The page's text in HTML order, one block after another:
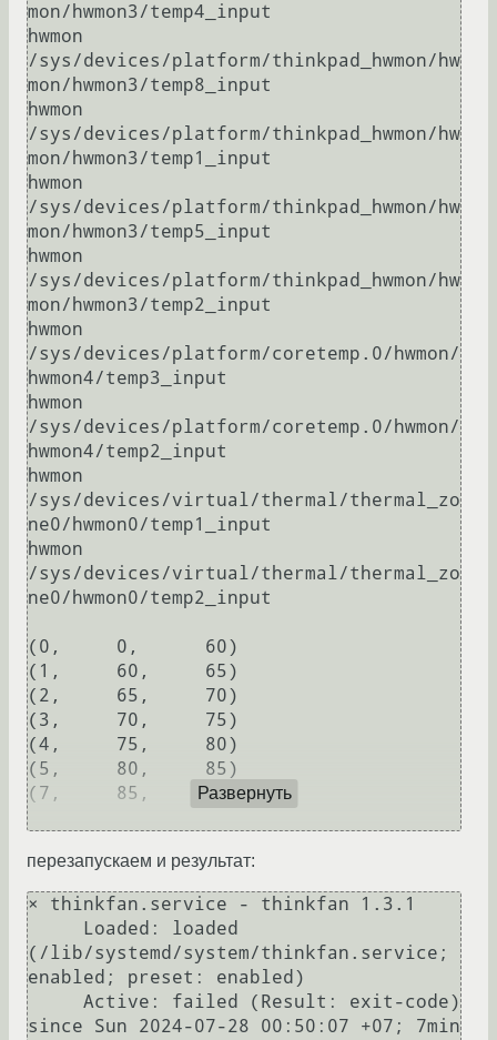
mon/hwmon3/temp4_input
hwmon
/sys/devices/platform/thinkpad_hwmon/hw
mon/hwmon3/temp8_input
hwmon
/sys/devices/platform/thinkpad_hwmon/hw
mon/hwmon3/temp1_input
hwmon
/sys/devices/platform/thinkpad_hwmon/hw
mon/hwmon3/temp5_input
hwmon
/sys/devices/platform/thinkpad_hwmon/hw
mon/hwmon3/temp2_input
hwmon
/sys/devices/platform/coretemp.0/hwmon/
hwmon4/temp3_input
hwmon
/sys/devices/platform/coretemp.0/hwmon/
hwmon4/temp2_input
hwmon
/sys/devices/virtual/thermal/thermal_zo
ne0/hwmon0/temp1_input
hwmon
/sys/devices/virtual/thermal/thermal_zo
ne0/hwmon0/temp2_input
(0,	0,	60)
(1,	60,	65)
(2,	65,	70)
(3,	70,	75)
(4,	75,	80)
(5,	80,	85)
(7,	85,	32767)
Развернуть
перезапускаем и результат:
× thinkfan.service - thinkfan 1.3.1
(/lib/systemd/system/thinkfan.service;
enabled; preset: enabled)
since Sun 2024-07-28 00:50:07 +07; 7min